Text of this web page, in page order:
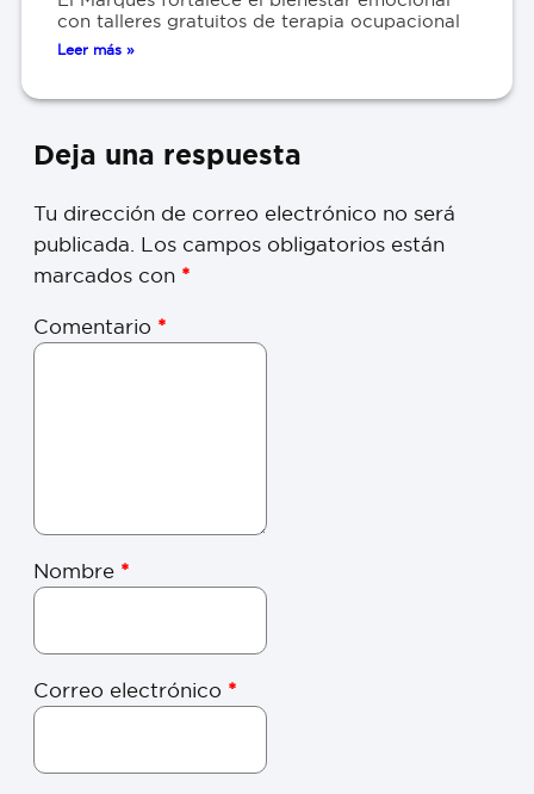
con talleres gratuitos de terapia ocupacional
Leer más »
Deja una respuesta
Tu dirección de correo electrónico no será
publicada. Los campos obligatorios están
marcados con *
Comentario *
Nombre *
Correo electrónico *